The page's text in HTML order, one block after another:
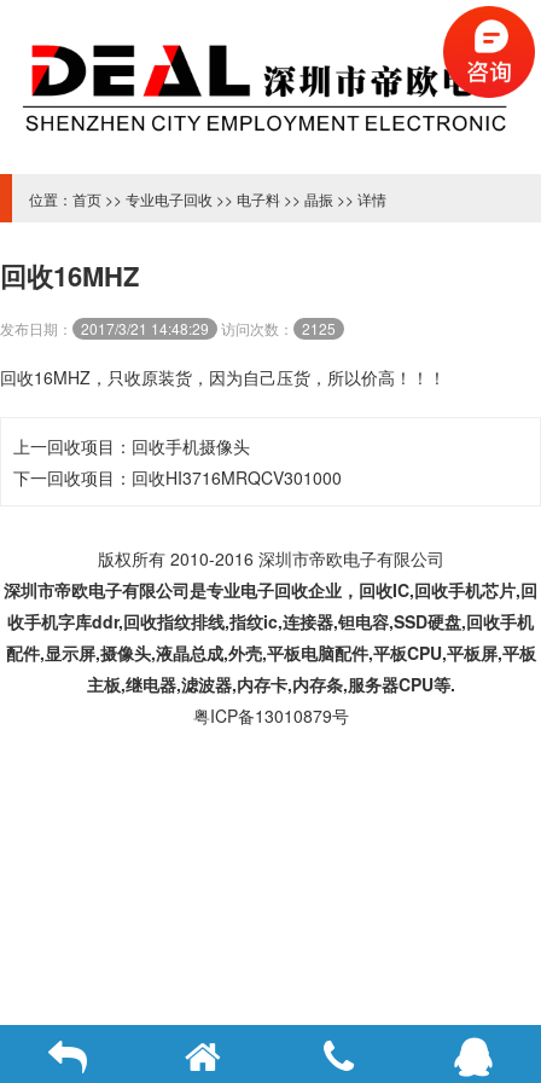
位置： 首页 >> 专业电子回收 >> 电子料 >> 晶振 >> 详情
回收16MHZ
发布日期： 2017/3/21 14:48:29 访问次数： 2125
回收16MHZ， 只收原装货，因为自己压货，所以价高！！！
上一回收项目： 回收手机摄像头
下一回收项目： 回收HI3716MRQCV301000
版权所有 2010-2016 深圳市帝欧电子有限公司
深圳市帝欧电子有限公司是专业电子回收企业，回收IC,回收手机芯片,回
收手机字库ddr,回收指纹排线,指纹ic,连接器,钽电容,SSD硬盘,回收手机
配件,显示屏,摄像头,液晶总成,外壳,平板电脑配件,平板CPU,平板屏,平板
主板,继电器,滤波器,内存卡,内存条,服务器CPU等.
粤ICP备13010879号